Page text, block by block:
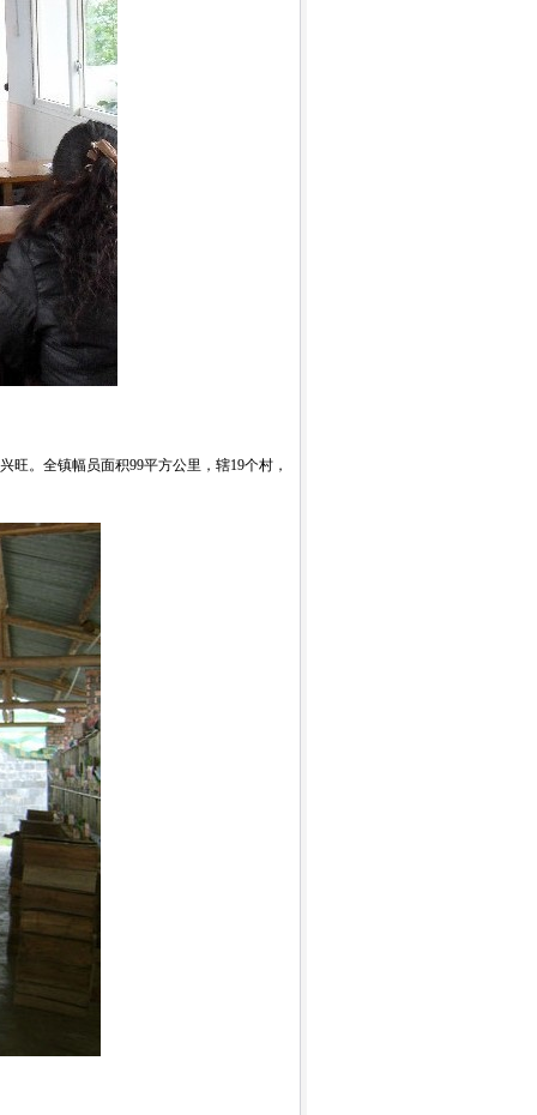
。全镇幅员面积99平方公里，辖19个村，